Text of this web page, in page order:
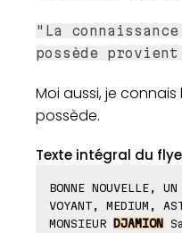
"La
possède
Moi aussi, je
possède.
Texte intégral du
BONNE NOUVELLE, UN
VOYANT, MEDIUM,
MONSIEUR DJAMION